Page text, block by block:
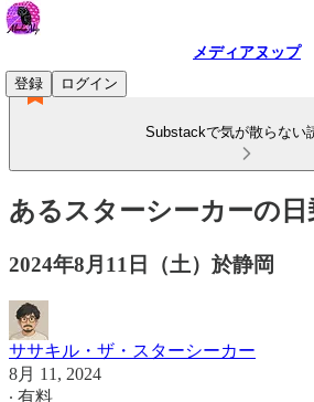
メディアヌップ
登録
ログイン
Substackで気が散らない
あるスターシーカーの日
2024年8月11日（土）於静岡
ササキル・ザ・スターシーカー
8月 11, 2024
∙ 有料